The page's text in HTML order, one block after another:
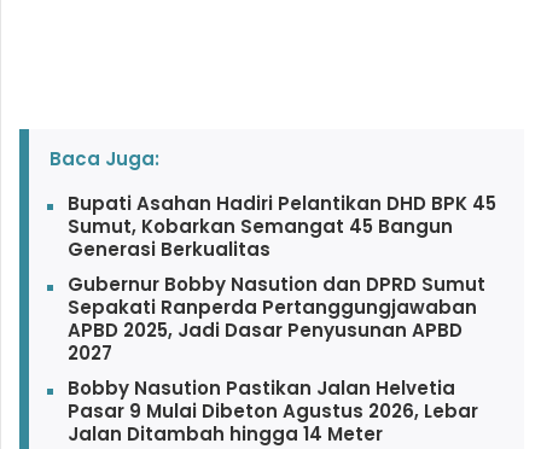
Baca Juga:
Bupati Asahan Hadiri Pelantikan DHD BPK 45
Sumut, Kobarkan Semangat 45 Bangun
Generasi Berkualitas
Gubernur Bobby Nasution dan DPRD Sumut
Sepakati Ranperda Pertanggungjawaban
APBD 2025, Jadi Dasar Penyusunan APBD
2027
Bobby Nasution Pastikan Jalan Helvetia
Pasar 9 Mulai Dibeton Agustus 2026, Lebar
Jalan Ditambah hingga 14 Meter